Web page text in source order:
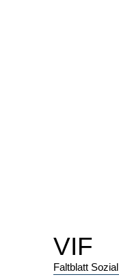
VIF
Faltblatt